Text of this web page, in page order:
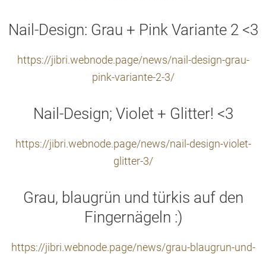
Nail-Design: Grau + Pink Variante 2 <3
https://jibri.webnode.page/news/nail-design-grau-
pink-variante-2-3/
Nail-Design; Violet + Glitter! <3
https://jibri.webnode.page/news/nail-design-violet-
glitter-3/
Grau, blaugrün und türkis auf den
Fingernägeln :)
https://jibri.webnode.page/news/grau-blaugrun-und-